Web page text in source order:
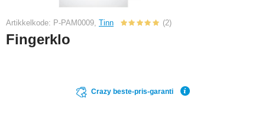
Artikkelkode: P-PAM0009, Tinn (2)
Fingerklo
Crazy beste-pris-garanti